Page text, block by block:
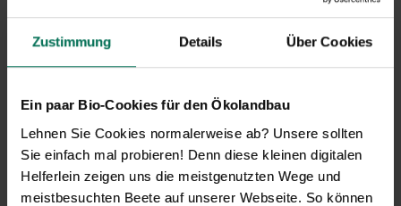
Zustimmung Details Über Cookies
Ein paar Bio-Cookies für den Ökolandbau
Lehnen Sie Cookies normalerweise ab? Unsere sollten
Sie einfach mal probieren! Denn diese kleinen digitalen
Helferlein zeigen uns die meistgenutzten Wege und
meistbesuchten Beete auf unserer Webseite. So können
Aubergine
Blattstielgemüse
Chicorée
Physalis
Porree/Lauch
Rote Bete
Schwarz-/Haferwurzel